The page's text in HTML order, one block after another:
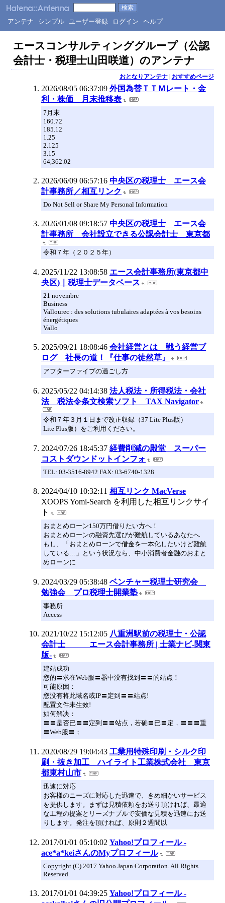
アンテナ シンプル ユーザー登録 ログイン ヘルプ
エースコンサルティンググループ（公認
会計士・税理士山田咲道）のアンテナ
おとなりアンテナ| おすすめページ
2026/08/05 06:37:09 外国為替ＴＴＭレート・金
利・株価 月末推移表
7月末
160.72
185.12
1.25
2.125
3.15
64,362.02
2026/06/09 06:57:16 中央区の税理士 エース会
計事務所／相互リンク
Do Not Sell or Share My Personal Information
2026/01/08 09:18:57 中央区の税理士 エース会
計事務所 会社設立できる公認会計士 東京都
令和７年（２０２５年）
2025/11/22 13:08:58 エース会計事務所(東京都中
央区)｜税理士データベース
21 novembre
Business
Vallourec : des solutions tubulaires adaptées à vos besoins
énergétiques
Vallo
2025/09/21 18:08:46 会社経営とは 戦う経営ブ
ログ 社長の道！『仕事の徒然草』
アフターファイブの過ごし方
2025/05/22 04:14:38 法人税法・所得税法・会社
法 税法令条文検索ソフト TAX Navigator
令和７年３月１日まで改正収録（37 Lite Plus版）
Lite Plus版）をご利用ください。
2024/07/26 18:45:37 経費削減の殿堂 スーパー
コストダウンドットインフォ
TEL: 03-3516-8942 FAX: 03-6740-1328
2024/04/10 10:32:11 相互リンク MacVerse
XOOPS Yomi-Search を利用した相互リンクサイ
ト
おまとめローン150万円借りたい方へ！
おまとめローンの融資先選びが難航しているあなたへ
もし、「おまとめローンで借金を一本化したいけど難航
している…」という状況なら、中小消費者金融のおまと
めローンに
2024/03/29 05:38:48 ベンチャー税理士研究会
勉強会 プロ税理士開業塾
事務所
Access
2021/10/22 15:12:05 八重洲駅前の税理士・公認
会計士 エース会計事務所 | 士業ナビ-関東
版-
建站成功
您的〓求在Web服〓器中没有找到〓〓的站点！
可能原因：
您没有将此域名或IP〓定到〓〓站点!
配置文件未生效!
如何解决：
〓〓是否已〓〓定到〓〓站点，若确〓已〓定，〓〓〓重
〓Web服〓；
2020/08/29 19:04:43 工業用特殊印刷・シルク印
刷・抜き加工 ハイライト工業株式会社 東京
都東村山市
迅速に対応
お客様のニーズに対応した迅速で、きめ細かいサービス
を提供します。まずは見積依頼をお送り頂ければ、最適
な工程の提案とリーズナブルで安価な見積を迅速にお送
りします。発注を頂ければ、原則２週間以
2017/01/01 05:10:02 Yahoo!プロフィール -
ace*a*keiさんのMyプロフィール
Copyright (C) 2017 Yahoo Japan Corporation. All Rights
Reserved.
2017/01/01 04:39:25 Yahoo!プロフィール -